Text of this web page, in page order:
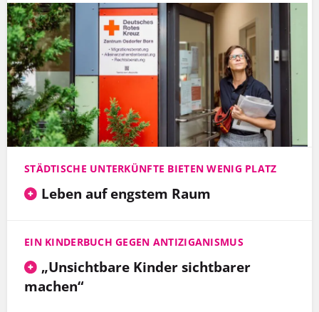
STÄDTISCHE UNTERKÜNFTE BIETEN WENIG PLATZ
Leben auf engstem Raum
EIN KINDERBUCH GEGEN ANTIZIGANISMUS
„Unsichtbare Kinder sichtbarer
machen“